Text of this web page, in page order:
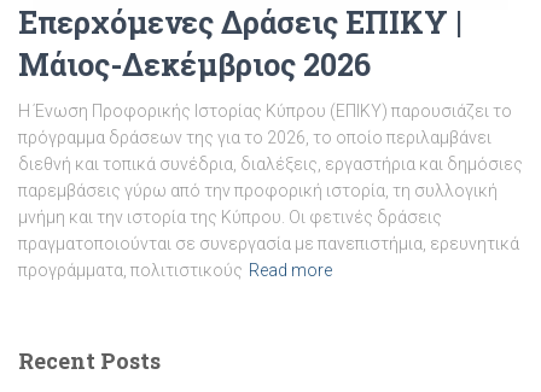
Επερχόμενες Δράσεις ΕΠΙΚΥ |
Μάιος-Δεκέμβριος 2026
Η Ένωση Προφορικής Ιστορίας Κύπρου (ΕΠΙΚΥ) παρουσιάζει το
πρόγραμμα δράσεων της για το 2026, το οποίο περιλαμβάνει
διεθνή και τοπικά συνέδρια, διαλέξεις, εργαστήρια και δημόσιες
παρεμβάσεις γύρω από την προφορική ιστορία, τη συλλογική
μνήμη και την ιστορία της Κύπρου. Οι φετινές δράσεις
πραγματοποιούνται σε συνεργασία με πανεπιστήμια, ερευνητικά
προγράμματα, πολιτιστικούς Read more
Recent Posts